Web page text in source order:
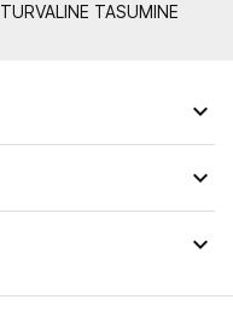
TURVALINE TASUMINE


